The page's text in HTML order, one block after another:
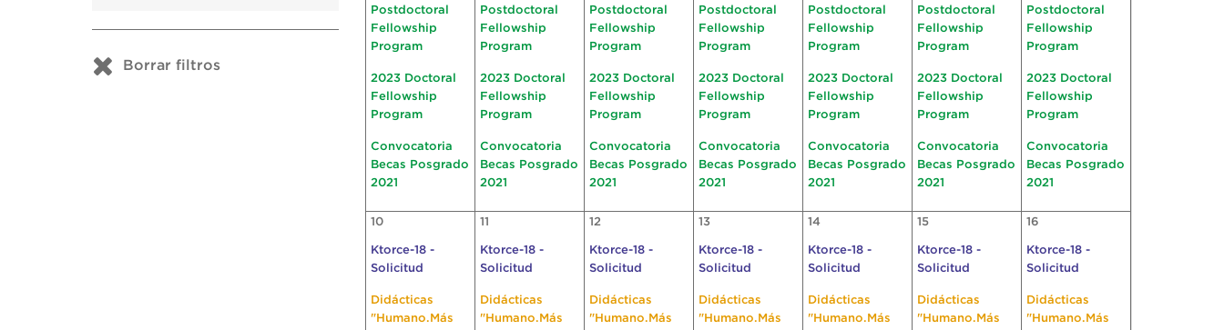
Borrar filtros
Postdoctoral
Fellowship
Program
2023 Doctoral
Fellowship
Program
Convocatoria
Becas Posgrado
2021
Postdoctoral
Fellowship
Program
2023 Doctoral
Fellowship
Program
Convocatoria
Becas Posgrado
2021
Postdoctoral
Fellowship
Program
2023 Doctoral
Fellowship
Program
Convocatoria
Becas Posgrado
2021
Postdoctoral
Fellowship
Program
2023 Doctoral
Fellowship
Program
Convocatoria
Becas Posgrado
2021
Postdoctoral
Fellowship
Program
2023 Doctoral
Fellowship
Program
Convocatoria
Becas Posgrado
2021
Postdoctoral
Fellowship
Program
2023 Doctoral
Fellowship
Program
Convocatoria
Becas Posgrado
2021
Postdoctoral
Fellowship
Program
2023 Doctoral
Fellowship
Program
Convocatoria
Becas Posgrado
2021
10
Ktorce-18 -
Solicitud
Didácticas
"Humano.Más
11
Ktorce-18 -
Solicitud
Didácticas
"Humano.Más
12
Ktorce-18 -
Solicitud
Didácticas
"Humano.Más
13
Ktorce-18 -
Solicitud
Didácticas
"Humano.Más
14
Ktorce-18 -
Solicitud
Didácticas
"Humano.Más
15
Ktorce-18 -
Solicitud
Didácticas
"Humano.Más
16
Ktorce-18 -
Solicitud
Didácticas
"Humano.Más